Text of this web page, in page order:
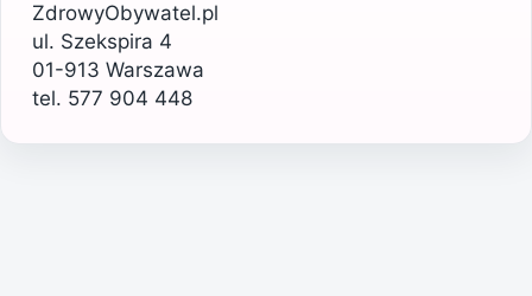
ZdrowyObywatel.pl
ul. Szekspira 4
01-913 Warszawa
tel. 577 904 448